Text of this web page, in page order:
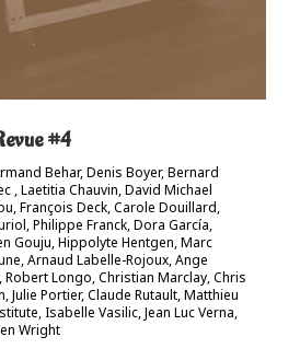
#4
Behar, Denis Boyer, Bernard
, Laetitia Chauvin, David Michael
François Deck, Carole Douillard,
Philippe Franck, Dora García,
Gouju, Hippolyte Hentgen, Marc
Arnaud Labelle-Rojoux, Ange
Robert Longo, Christian Marclay, Chris
Julie Portier, Claude Rutault, Matthieu
Isabelle Vasilic, Jean Luc Verna,
Wright